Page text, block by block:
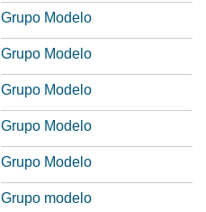
Grupo Modelo
Grupo Modelo
Grupo Modelo
Grupo Modelo
Grupo Modelo
Grupo modelo